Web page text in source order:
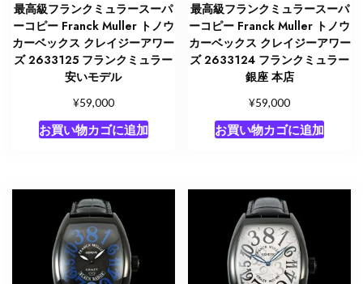
最高級フランクミュラースーパ
ーコピー Franck Muller トノウ
カーベックス クレイジーアワー
ズ 2633125 フランクミュラー
安いモデル
¥59,000
お買い物カゴに追加
最高級フランクミュラースーパ
ーコピー Franck Muller トノウ
カーベックス クレイジーアワー
ズ 2633124 フランクミュラー
銀座 本店
¥59,000
お買い物カゴに追加